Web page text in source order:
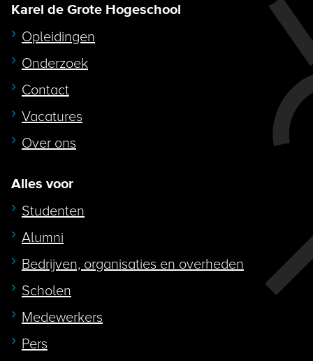
Karel de Grote Hogeschool
Opleidingen
Onderzoek
Contact
Vacatures
Over ons
Alles voor
Studenten
Alumni
Bedrijven, organisaties en overheden
Scholen
Medewerkers
Pers